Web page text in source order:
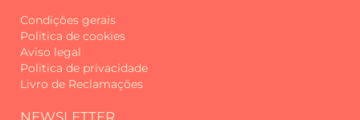
memoráveis e um serviço de
excelência.
Começámos como Madeira Sun Travel,
um nome que refletia o sol, o conforto
Condições gerais
Politica de cookies
Aviso legal
Politica de privacidade
Livro de Reclamações
NEWSLETTER